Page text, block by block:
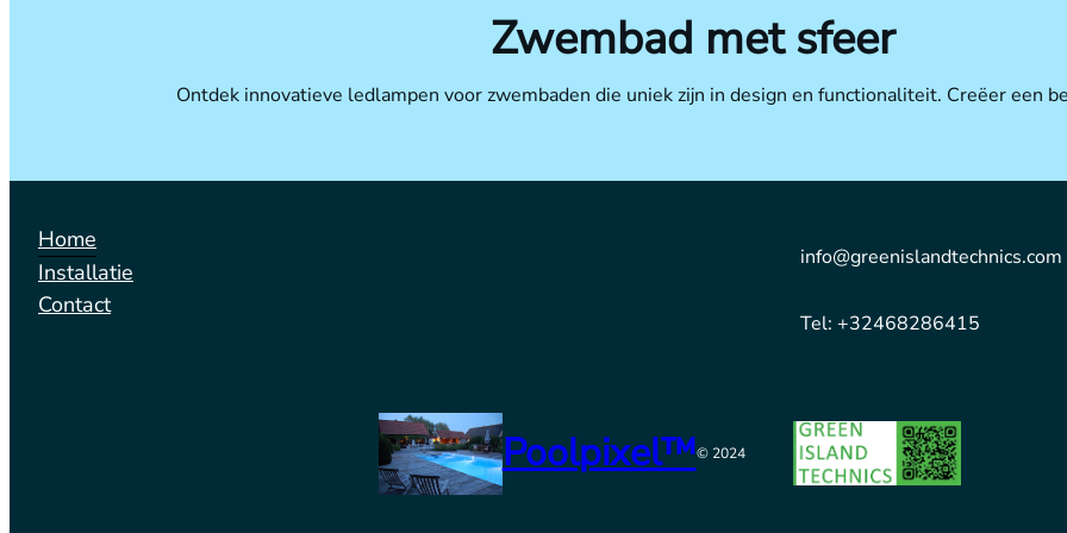
Zwembad met sfeer
Ontdek innovatieve ledlampen voor zwembaden die uniek zijn in design en functionaliteit. Creëer een
Home
Installatie
Contact
info@greenislandtechnics.com
Tel: +32468286415
Poolpixel™© 2024